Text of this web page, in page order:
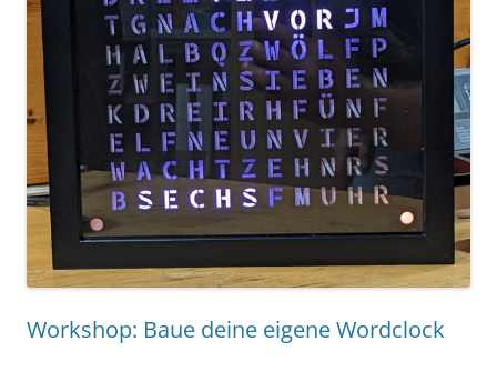
Workshop: Baue deine eigene Wordclock